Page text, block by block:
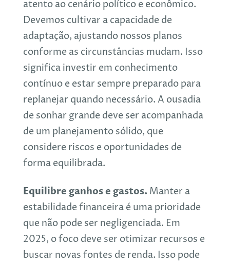
atento ao cenário político e econômico.
Devemos cultivar a capacidade de
adaptação, ajustando nossos planos
conforme as circunstâncias mudam. Isso
significa investir em conhecimento
contínuo e estar sempre preparado para
replanejar quando necessário. A ousadia
de sonhar grande deve ser acompanhada
de um planejamento sólido, que
considere riscos e oportunidades de
forma equilibrada.
Equilibre ganhos e gastos. Manter a
estabilidade financeira é uma prioridade
que não pode ser negligenciada. Em
2025, o foco deve ser otimizar recursos e
buscar novas fontes de renda. Isso pode